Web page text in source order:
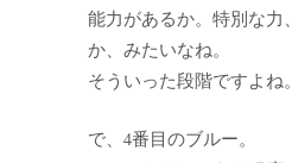
能力があるか。特別な力
か、みたいなね。
そういった段階ですよね。
で、4番目のブルー。